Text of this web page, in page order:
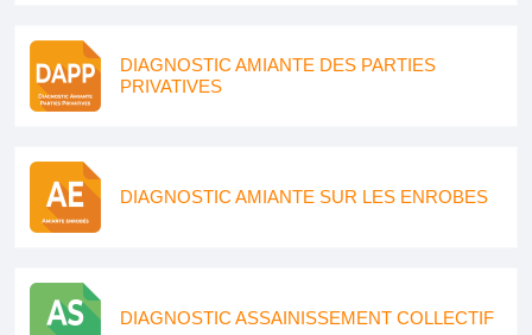
DIAGNOSTIC AMIANTE DES PARTIES
PRIVATIVES
DIAGNOSTIC AMIANTE SUR LES ENROBES
DIAGNOSTIC ASSAINISSEMENT COLLECTIF